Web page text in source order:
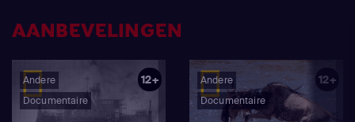
AANBEVELINGEN
Andere
Documentaire
12+
Andere
Documentaire
12+